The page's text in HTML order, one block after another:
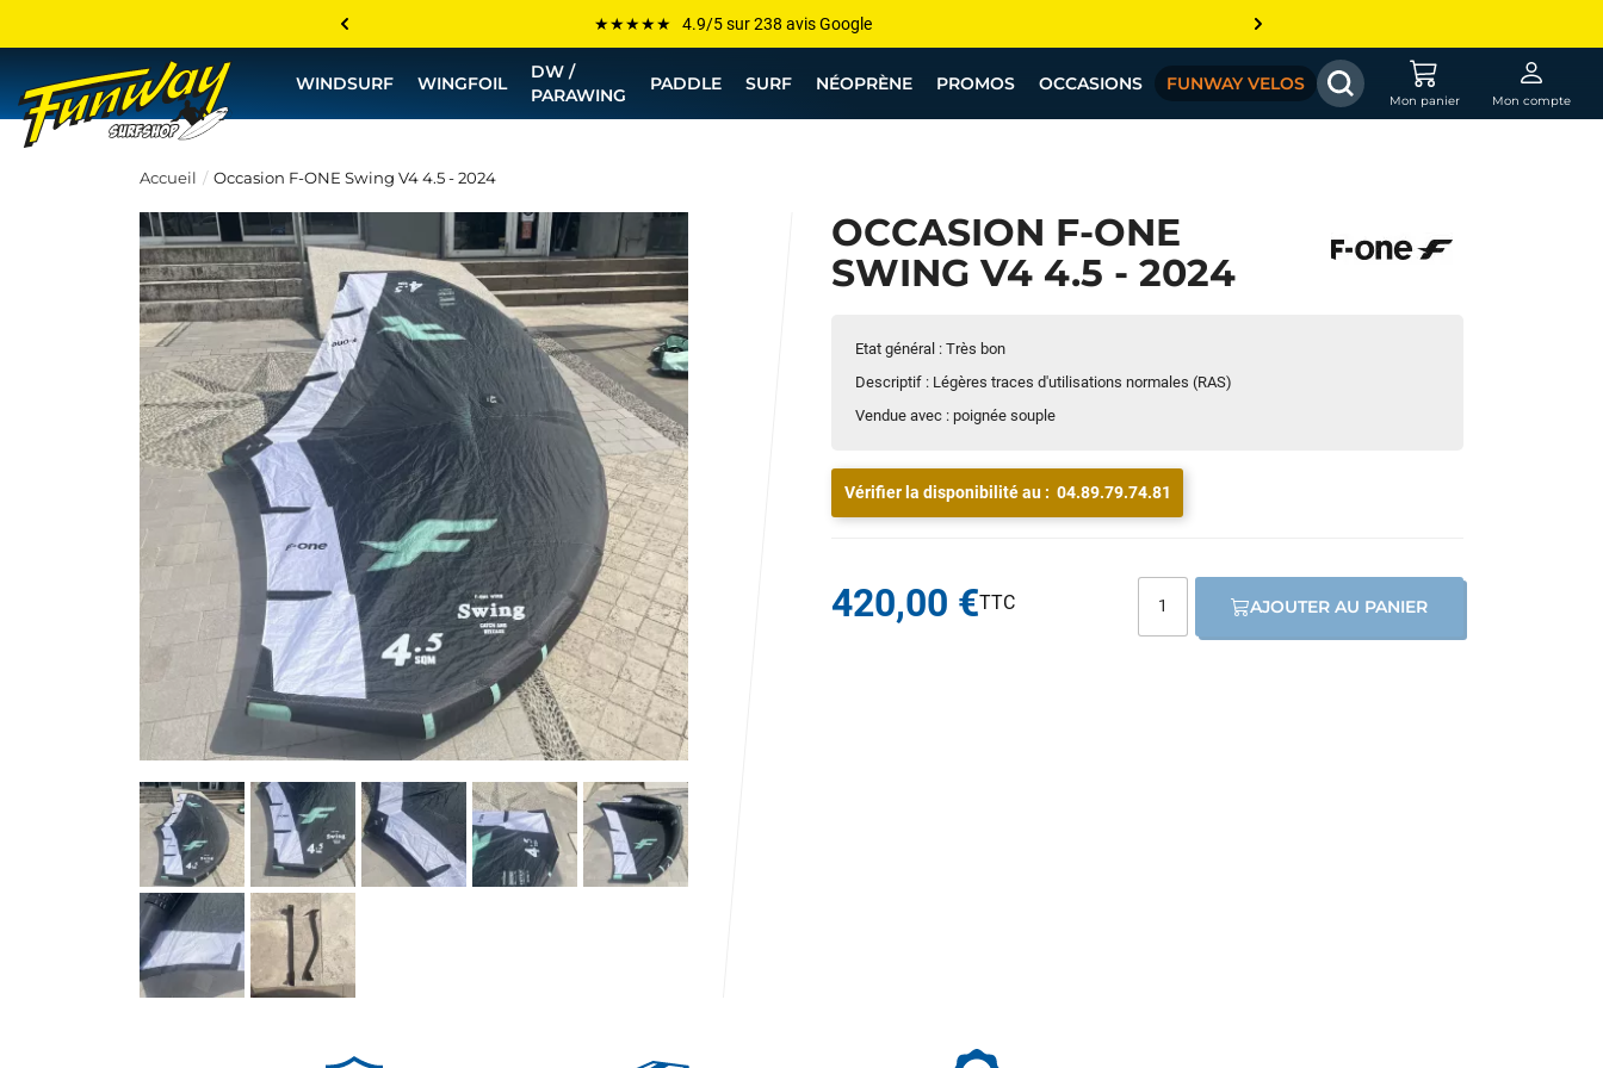
Les plus grandes marques sont chez Funway
Jusqu’à -75% de remise sur le windsurf, wingfoil, etc...
💰 Meilleur prix garanti — Moins cher ailleurs ? On s’aligne !
WINDSURF WINGFOIL
DW /
PARAWING
PADDLE SURF NÉOPRÈNE PROMOS OCCASIONS FUNWAY VELOS
Mon panier Mon compte
Accueil Occasion F-ONE Swing V4 4.5 - 2024
OCCASION F-ONE
SWING V4 4.5 - 2024
Etat général : Très bon
Descriptif : Légères traces d'utilisations normales (RAS)
Vendue avec : poignée souple
Vérifier la disponibilité au : 04.89.79.74.81
420,00 € AJOUTER AU PANIER